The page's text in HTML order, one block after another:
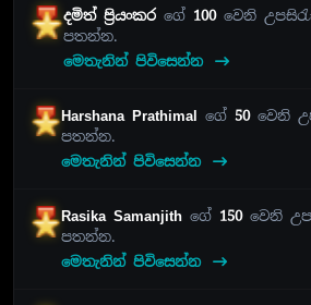
දමිත් ප්‍රියංකරගේ 100වෙනි
පතන්න.
මෙතැනින් පිවිසෙන්න
Harshana Prathimal ගේ 50වෙනි
පතන්න.
මෙතැනින් පිවිසෙන්න
Rasika Samanjithගේ 150වෙනි
පතන්න.
මෙතැනින් පිවිසෙන්න